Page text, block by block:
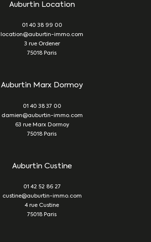
Auburtin Location
01 40 38 99 00
location@auburtin-immo.com
3 rue Ordener
75018
Paris
Auburtin Marx Dormoy
01 40 38 37 00
damien@auburtin-immo.com
63 rue Marx Dormoy
75018
Paris
Auburtin Custine
01 42 52 86 27
custine@auburtin-immo.com
4 rue Custine
75018
Paris